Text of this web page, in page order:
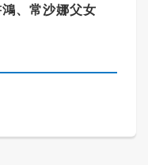
、常沙娜父女